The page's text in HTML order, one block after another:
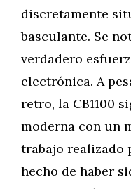
discretamente
basculante. Se
verdadero
electrónica. A
retro, la CB1100
moderna con un
trabajo realizado
hecho de haber